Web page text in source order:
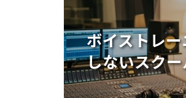
ボイストレ
しないスク